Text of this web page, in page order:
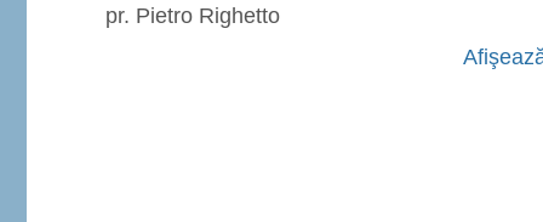
pr. Pietro Righetto